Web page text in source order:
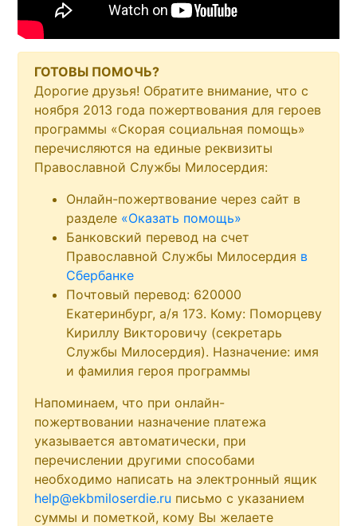
ГОТОВЫ ПОМОЧЬ?
Дорогие друзья! Обратите внимание, что с
ноября 2013 года пожертвования для героев
программы «Скорая социальная помощь»
перечисляются на единые реквизиты
Православной Службы Милосердия:
Онлайн-пожертвование через сайт в
разделе «Оказать помощь»
Банковский перевод на счет
Православной Службы Милосердия в
Сбербанке
Почтовый перевод: 620000
Екатеринбург, а/я 173. Кому: Поморцеву
Кириллу Викторовичу (секретарь
Службы Милосердия). Назначение: имя
и фамилия героя программы
Напоминаем, что при онлайн-
пожертвовании назначение платежа
указывается автоматически, при
перечислении другими способами
необходимо написать на электронный ящик
help@ekbmiloserdie.ru письмо с указанием
суммы и пометкой, кому Вы желаете